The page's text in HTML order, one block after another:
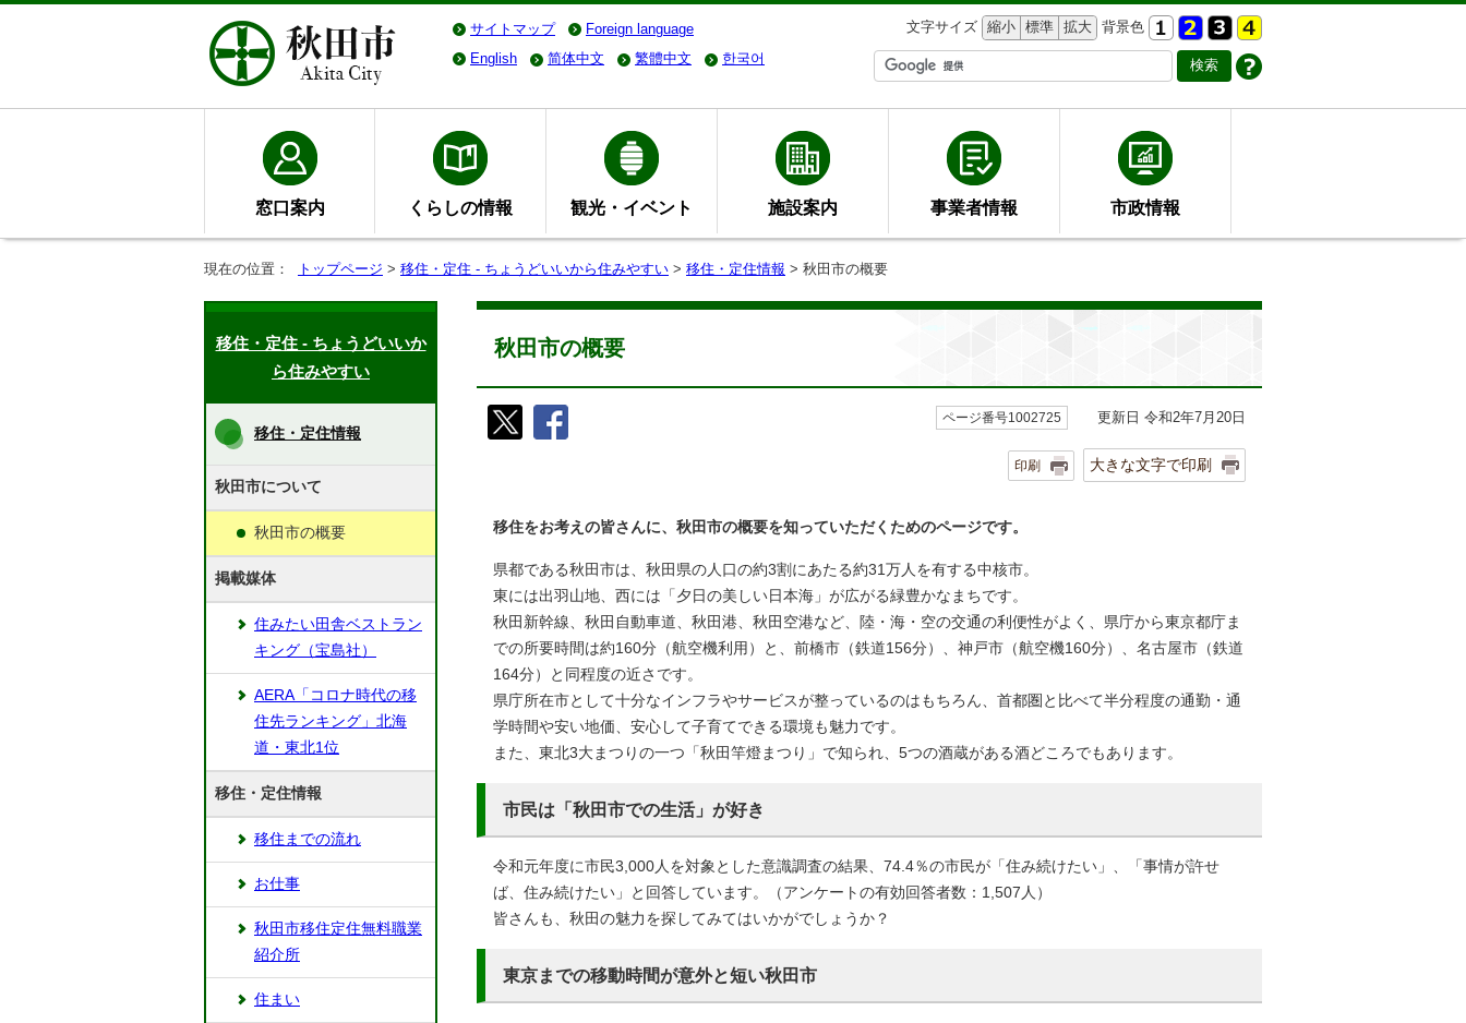
サイトマップ Foreign language 文字サイズ 縮小 標準 拡大 背景色
English
简体中文 繁體中文 한국어
窓口案内 くらしの情報 観光・イベント 施設案内 事業者情報 市政情報
現在の位置： トップページ > 移住・定住 - ちょうどいいから住みやすい > 移住・定住情報 > 秋田市の概要
秋田市の概要
ページ番号1002725 更新日 令和2年7月20日
印刷 大きな文字で印刷
移住をお考えの皆さんに、秋田市の概要を知っていただくためのページです。
県都である秋田市は、秋田県の人口の約3割にあたる約31万人を有する中核市。
東には出羽山地、西には「夕日の美しい日本海」が広がる緑豊かなまちです。
秋田新幹線、秋田自動車道、秋田港、秋田空港など、陸・海・空の交通の利便性がよく、県庁から東京都庁ま
での所要時間は約160分（航空機利用）と、前橋市（鉄道156分）、神戸市（航空機160分）、名古屋市（鉄道
164分）と同程度の近さです。
県庁所在市として十分なインフラやサービスが整っているのはもちろん、首都圏と比べて半分程度の通勤・通
学時間や安い地価、安心して子育てできる環境も魅力です。
また、東北3大まつりの一つ「秋田竿燈まつり」で知られ、5つの酒蔵がある酒どころでもあります。
市民は「秋田市での生活」が好き
令和元年度に市民3,000人を対象とした意識調査の結果、74.4％の市民が「住み続けたい」、「事情が許せ
ば、住み続けたい」と回答しています。（アンケートの有効回答者数：1,507人）
皆さんも、秋田の魅力を探してみてはいかがでしょうか？
東京までの移動時間が意外と短い秋田市
移住・定住 - ちょうどいいか
ら住みやすい
移住・定住情報
秋田市について
秋田市の概要
掲載媒体
住みたい田舎ベストラン
キング（宝島社）
AERA「コロナ時代の移
住先ランキング」北海
道・東北1位
移住・定住情報
移住までの流れ
お仕事
秋田市移住定住無料職業
紹介所
住まい